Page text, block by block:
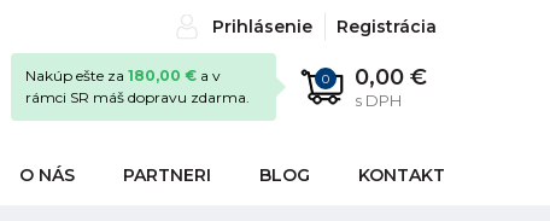
Prihlásenie Registrácia
0 0,00 €
s DPH
Nakúp ešte za 180,00 € a v
rámci SR máš dopravu zdarma.
O NÁS PARTNERI BLOG KONTAKT